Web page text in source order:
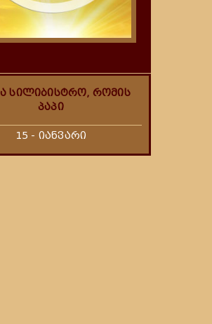
სილიბისტრო, რომის
პაპი
15 - იანვარი